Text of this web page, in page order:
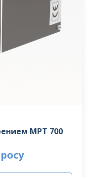
MPT 700